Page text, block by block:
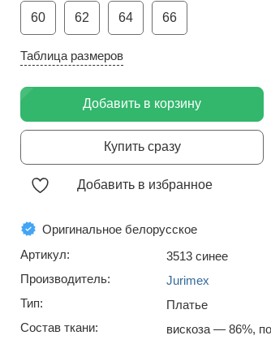
60 62 64 66
Таблица размеров
Добавить в корзину
Купить сразу
Добавить в избранное
Оригинальное белорусское
Артикул:
3513 синее
Производитель:
Jurimex
Тип:
Платье
Состав ткани:
вискоза — 86%,